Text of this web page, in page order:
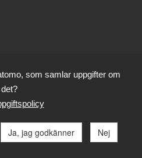
som samlar uppgifter om
Ja, jag godkänner Nej